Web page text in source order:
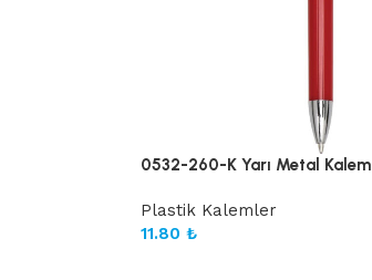
0532-260-K Yarı Metal Kalem
Plastik Kalemler
11.80 ₺